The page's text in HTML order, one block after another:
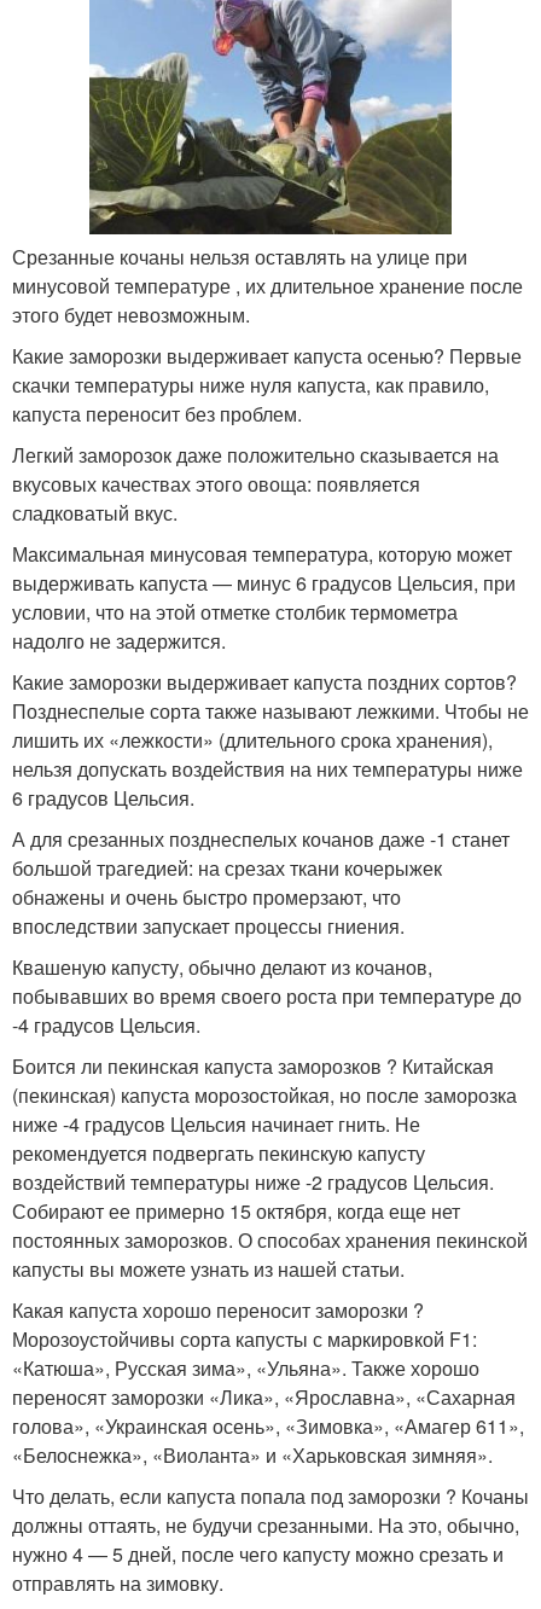
Срезанные кочаны нельзя оставлять на улице при
минусовой температуре , их длительное хранение после
этого будет невозможным.
Какие заморозки выдерживает капуста осенью? Первые
скачки температуры ниже нуля капуста, как правило,
капуста переносит без проблем.
Легкий заморозок даже положительно сказывается на
вкусовых качествах этого овоща: появляется
сладковатый вкус.
Максимальная минусовая температура, которую может
выдерживать капуста — минус 6 градусов Цельсия, при
условии, что на этой отметке столбик термометра
надолго не задержится.
Какие заморозки выдерживает капуста поздних сортов?
Позднеспелые сорта также называют лежкими. Чтобы не
лишить их «лежкости» (длительного срока хранения),
нельзя допускать воздействия на них температуры ниже
6 градусов Цельсия.
А для срезанных позднеспелых кочанов даже -1 станет
большой трагедией: на срезах ткани кочерыжек
обнажены и очень быстро промерзают, что
впоследствии запускает процессы гниения.
Квашеную капусту, обычно делают из кочанов,
побывавших во время своего роста при температуре до
-4 градусов Цельсия.
Боится ли пекинская капуста заморозков ? Китайская
(пекинская) капуста морозостойкая, но после заморозка
ниже -4 градусов Цельсия начинает гнить. Не
рекомендуется подвергать пекинскую капусту
воздействий температуры ниже -2 градусов Цельсия.
Собирают ее примерно 15 октября, когда еще нет
постоянных заморозков. О способах хранения пекинской
капусты вы можете узнать из нашей статьи.
Какая капуста хорошо переносит заморозки ?
Морозоустойчивы сорта капусты с маркировкой F1:
«Катюша», Русская зима», «Ульяна». Также хорошо
переносят заморозки «Лика», «Ярославна», «Сахарная
голова», «Украинская осень», «Зимовка», «Амагер 611»,
«Белоснежка», «Виоланта» и «Харьковская зимняя».
Что делать, если капуста попала под заморозки ? Кочаны
должны оттаять, не будучи срезанными. На это, обычно,
нужно 4 — 5 дней, после чего капусту можно срезать и
отправлять на зимовку.